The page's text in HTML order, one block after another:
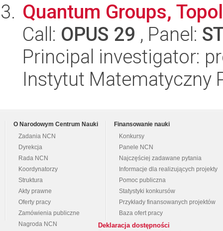
Quantum Groups,
Call: OPUS 29 , Panel:
Principal investigator:
Instytut Matematyczny
O Narodowym Centrum Nauki
Zadania NCN
Dyrekcja
Rada NCN
Koordynatorzy
Struktura
Akty prawne
Oferty pracy
Zamówienia publiczne
Nagroda NCN
Finansowanie nauki
Konkursy
Panele NCN
Najczęściej zadawane pytania
Informacje dla realizujących projekty
Pomoc publiczna
Statystyki konkursów
Przykłady finansowanych projektów
Baza ofert pracy
Deklaracja dostępności